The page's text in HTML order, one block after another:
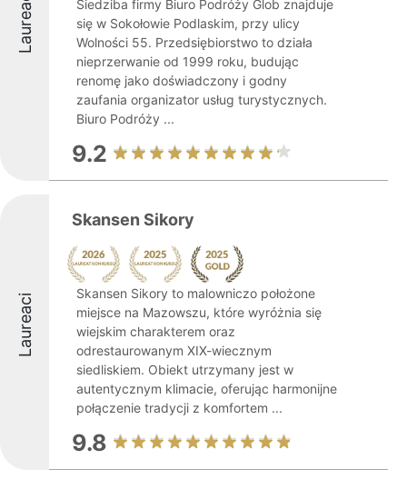
Laureaci
Siedziba firmy Biuro Podróży Glob znajduje
się w Sokołowie Podlaskim, przy ulicy
Wolności 55. Przedsiębiorstwo to działa
nieprzerwanie od 1999 roku, budując
renomę jako doświadczony i godny
zaufania organizator usług turystycznych.
Biuro Podróży ...
9.2
Laureaci
Skansen Sikory
Skansen Sikory to malowniczo położone
miejsce na Mazowszu, które wyróżnia się
wiejskim charakterem oraz
odrestaurowanym XIX-wiecznym
siedliskiem. Obiekt utrzymany jest w
autentycznym klimacie, oferując harmonijne
połączenie tradycji z komfortem ...
9.8